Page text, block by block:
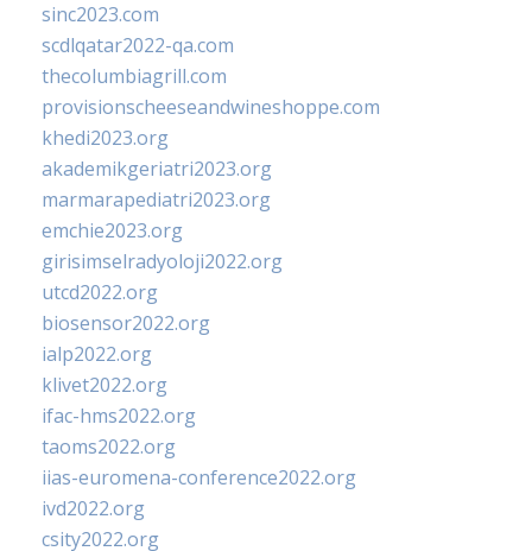
sinc2023.com
scdlqatar2022-qa.com
thecolumbiagrill.com
provisionscheeseandwineshoppe.com
khedi2023.org
akademikgeriatri2023.org
marmarapediatri2023.org
emchie2023.org
girisimselradyoloji2022.org
utcd2022.org
biosensor2022.org
ialp2022.org
klivet2022.org
ifac-hms2022.org
taoms2022.org
iias-euromena-conference2022.org
ivd2022.org
csity2022.org